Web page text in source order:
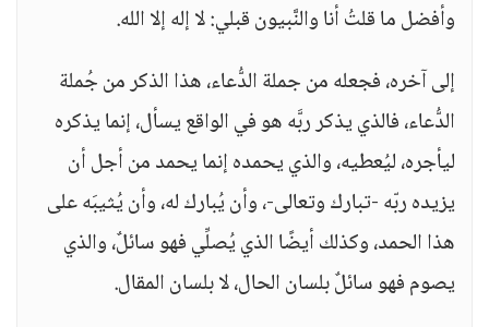
وأفضل ما قلتُ أنا والنَّبيون قبلي: لا إله إلا الله.
إلى آخره، فجعله من جملة الدُّعاء، هذا الذكر من جُملة
الدُّعاء، فالذي يذكر ربَّه هو في الواقع يسأل، إنما يذكره
ليأجره، ليُعطيه، والذي يحمده إنما يحمد من أجل أن
يزيده ربّه -تبارك وتعالى-، وأن يُبارك له، وأن يُثيبَه على
هذا الحمد، وكذلك أيضًا الذي يُصلِّي فهو سائلٌ، والذي
يصوم فهو سائلٌ بلسان الحال، لا بلسان المقال.